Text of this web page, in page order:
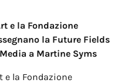
e la Fondazione
la Future Fields
a Martine Syms
e la Fondazione